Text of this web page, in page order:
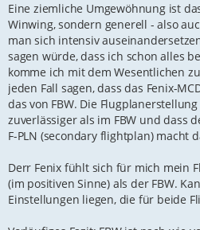
Eine ziemliche Umgewöhnung ist
Winwing, sondern generell - also
man sich intensiv
sagen würde, dass ich schon alles
komme ich mit dem Wesentlichen
jeden Fall sagen, dass das Fenix-
das von FBW. Die
zuverlässiger als im FBW und dass
F-PLN (secondary flightplan) macht
Derr Fenix fühlt sich für mich mein
(im positiven Sinne) als der FBW.
Einstellungen liegen, die für beide